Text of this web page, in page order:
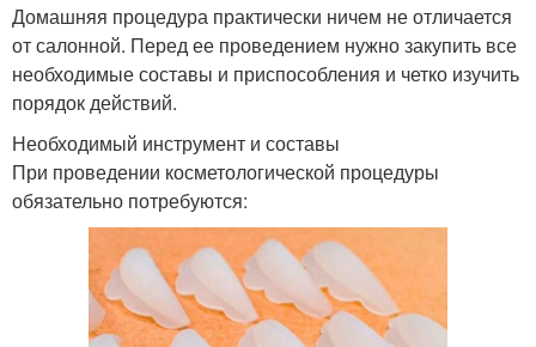
Домашняя процедура практически ничем не отличается
от салонной. Перед ее проведением нужно закупить все
необходимые составы и приспособления и четко изучить
порядок действий.
Необходимый инструмент и составы
При проведении косметологической процедуры
обязательно потребуются: